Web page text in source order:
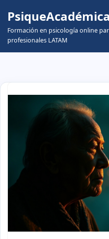
Skip
to
content
PsiqueAcadémica
Formación en psicología online
profesionales LATAM